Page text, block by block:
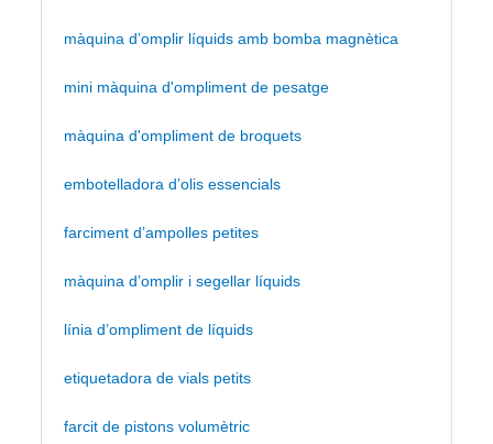
màquina d’omplir líquids amb bomba magnètica
mini màquina d'ompliment de pesatge
màquina d'ompliment de broquets
embotelladora d’olis essencials
farciment d’ampolles petites
màquina d’omplir i segellar líquids
línia d’ompliment de líquids
etiquetadora de vials petits
farcit de pistons volumètric